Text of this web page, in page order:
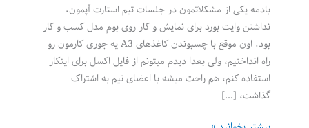
بادمه یکی از مشکلاتمون در جلسات تیم استارت آپمون،
نداشتن وایت بورد برای نمایش و کار روی بوم مدل کسب و کار
بود. اون موقع با چسبوندن کاغذهای A3 یه جوری کارمون رو
راه انداختیم، ولی بعدا دیدم میتونم از فایل اکسل برای اینکار
استفاده کنم، هم راحت میشه با اعضای تیم به اشتراک
گذاشت، […]